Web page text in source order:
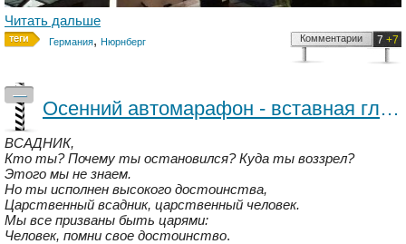
Читать дальше
Германия, Нюрнберг 7 +7
Комментарии
—
Осенний автомарафон - вставная глава. «Бамбергский всадник»: царственный человек, помни свое достоинство
ВСАДНИК,
Кто ты? Почему ты остановился? Куда ты воззрел?
Этого мы не знаем.
Но ты исполнен высокого достоинства,
Царственный всадник, царственный человек.
Мы все призваны быть царями:
Человек, помни свое достоинство.